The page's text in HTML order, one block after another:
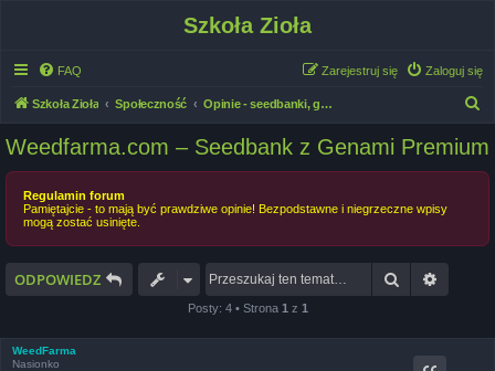
Szkoła Zioła
FAQ Zaloguj się
Zarejestruj się
Szkoła Zioła Społeczność Opinie - seedbanki, growshopy, breederzy, sprzęt 🛒
u
Weedfarma.com – Seedbank z Genami Premium
Regulamin forum
Pamiętajcie - to mają być prawdziwe opinie! Bezpodstawne i niegrzeczne wpisy
mogą zostać usinięte.
ODPOWIEDZ Szukaj
Posty: 4 • Strona 1 z 1
WeedFarma
Nasionko